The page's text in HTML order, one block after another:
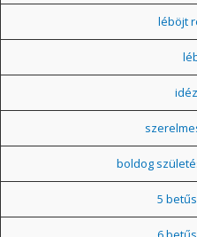
léböjt
boldog
5